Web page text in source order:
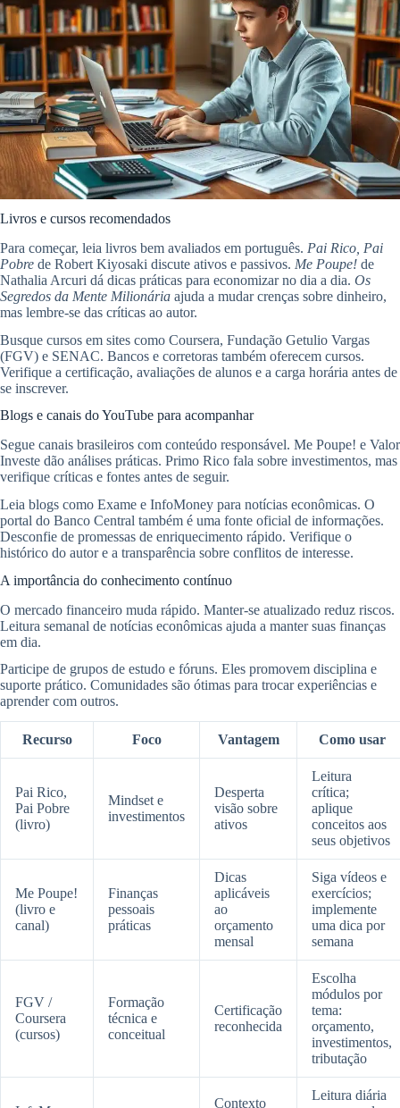
Livros e cursos recomendados
Para começar, leia livros bem avaliados em português. Pai Rico, Pai
Pobre de Robert Kiyosaki discute ativos e passivos. Me Poupe! de
Nathalia Arcuri dá dicas práticas para economizar no dia a dia. Os
Segredos da Mente Milionária ajuda a mudar crenças sobre dinheiro,
mas lembre-se das críticas ao autor.
Busque cursos em sites como Coursera, Fundação Getulio Vargas
(FGV) e SENAC. Bancos e corretoras também oferecem cursos.
Verifique a certificação, avaliações de alunos e a carga horária antes de
se inscrever.
Blogs e canais do YouTube para acompanhar
Segue canais brasileiros com conteúdo responsável. Me Poupe! e Valor
Investe dão análises práticas. Primo Rico fala sobre investimentos, mas
verifique críticas e fontes antes de seguir.
Leia blogs como Exame e InfoMoney para notícias econômicas. O
portal do Banco Central também é uma fonte oficial de informações.
Desconfie de promessas de enriquecimento rápido. Verifique o
histórico do autor e a transparência sobre conflitos de interesse.
A importância do conhecimento contínuo
O mercado financeiro muda rápido. Manter-se atualizado reduz riscos.
Leitura semanal de notícias econômicas ajuda a manter suas finanças
em dia.
Participe de grupos de estudo e fóruns. Eles promovem disciplina e
suporte prático. Comunidades são ótimas para trocar experiências e
aprender com outros.
Recurso Foco Vantagem Como usar
Pai Rico,
Pai Pobre
(livro)
Mindset e
investimentos
Desperta
visão sobre
ativos
Leitura
crítica;
aplique
conceitos aos
seus objetivos
Me Poupe!
(livro e
canal)
Finanças
pessoais
práticas
Dicas
aplicáveis
ao
orçamento
mensal
Siga vídeos e
exercícios;
implemente
uma dica por
semana
FGV /
Coursera
(cursos)
Formação
técnica e
conceitual
Certificação
reconhecida
Escolha
módulos por
tema:
orçamento,
investimentos,
tributação
Contexto
Leitura diária